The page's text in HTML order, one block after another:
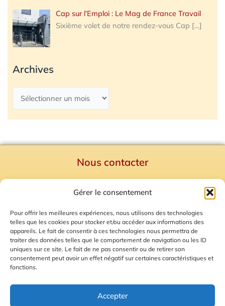
Gérer le consentement
Pour offrir les meilleures expériences, nous utilisons des technologies
telles que les cookies pour stocker et/ou accéder aux informations des
appareils. Le fait de consentir à ces technologies nous permettra de
traiter des données telles que le comportement de navigation ou les ID
uniques sur ce site. Le fait de ne pas consentir ou de retirer son
consentement peut avoir un effet négatif sur certaines caractéristiques et
fonctions.
Accepter
Cap sur l’Emploi : Le Mag de France Travail
Sixième volet de notre rendez-vous Cap […]
Archives
Nous contacter
Mentions Légales
Plan du site
Gestion des Cookies